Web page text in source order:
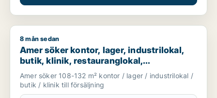
Amer söker kontor, lager, industrilokal, butik, klinik,
8 mån sedan
Amer söker kontor, lager, industrilokal,
butik, klinik, restauranglokal,
fastighetsmark, bostadsfastighet, hotell
eller garage till salu i Svalöv, Bjuv eller
Åstorp m.fl.
Amer söker 108-132 m² kontor / lager / industrilokal /
butik / klinik till försäljning